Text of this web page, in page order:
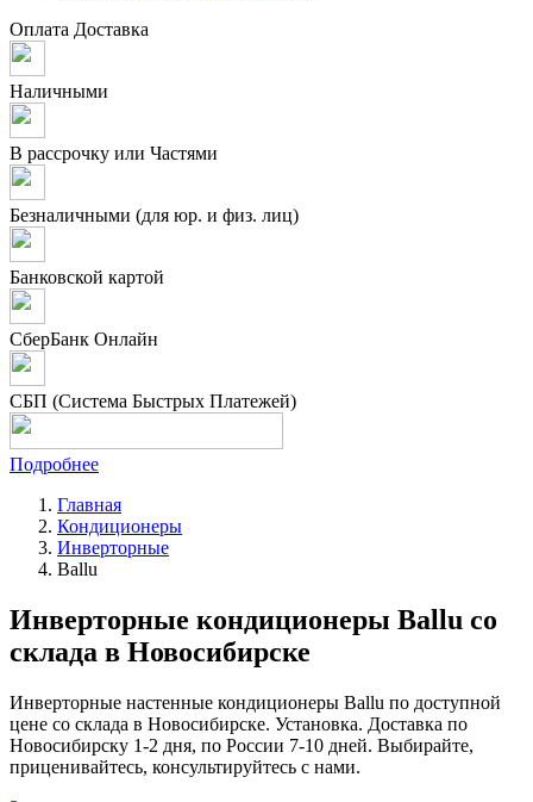
Оплата Доставка
Наличными
В рассрочку или Частями
Безналичными (для юр. и физ. лиц)
Банковской картой
СберБанк Онлайн
СБП (Система Быстрых Платежей)
Подробнее
Главная
Кондиционеры
Инверторные
Ballu
Инверторные кондиционеры Ballu со
склада в Новосибирске
Инверторные настенные кондиционеры Ballu по доступной
цене со склада в Новосибирске. Установка. Доставка по
Новосибирску 1-2 дня, по России 7-10 дней. Выбирайте,
приценивайтесь, консультируйтесь с нами.